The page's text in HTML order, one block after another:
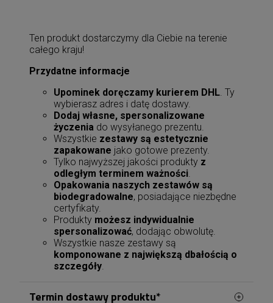
Ten produkt dostarczymy dla Ciebie na terenie
całego kraju!
Przydatne informacje
Upominek doręczamy kurierem DHL. Ty
wybierasz adres i datę dostawy.
Dodaj własne, spersonalizowane
życzenia do wysyłanego prezentu.
Wszystkie zestawy są estetycznie
zapakowane jako gotowe prezenty.
Tylko najwyższej jakości produkty z
odległym terminem ważności.
Opakowania naszych zestawów są
biodegradowalne, posiadające niezbędne
certyfikaty.
Produkty możesz indywidualnie
spersonalizować, dodając obwolutę.
Wszystkie nasze zestawy są
komponowane z największą dbałością o
szczegóły.
Termin dostawy produktu*